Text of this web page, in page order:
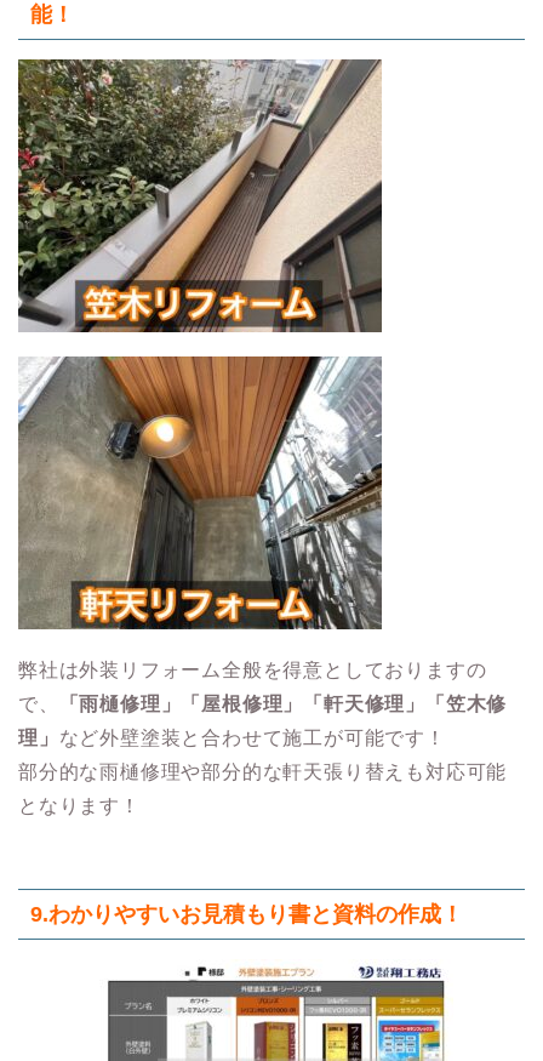
能！
弊社は外装リフォーム全般を得意としておりますの
で、
「雨樋修理」「屋根修理」「軒天修理」「笠木修
理」 など外壁塗装と合わせて施工が可能です！
部分的な雨樋修理や部分的な軒天張り替えも対応可能
となります！
9.わかりやすいお見積もり書と資料の作成！